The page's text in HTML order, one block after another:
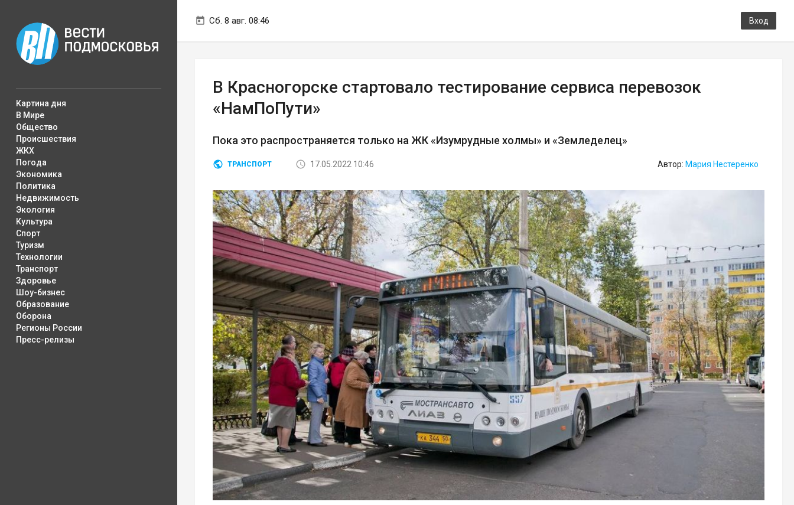
Сб. 8 авг. 08:46 Вход
Картина дня
В Мире
Общество
Происшествия
ЖКХ
Погода
Экономика
Политика
Недвижимость
Экология
Культура
Спорт
Туризм
Технологии
Транспорт
Здоровье
Шоу-бизнес
Образование
Оборона
Регионы России
Пресс-релизы
В Красногорске стартовало тестирование сервиса перевозок
«НамПоПути»
Пока это распространяется только на ЖК «Изумрудные холмы» и «Земледелец»
ТРАНСПОРТ 17.05.2022 10:46 Автор: Мария Нестеренко